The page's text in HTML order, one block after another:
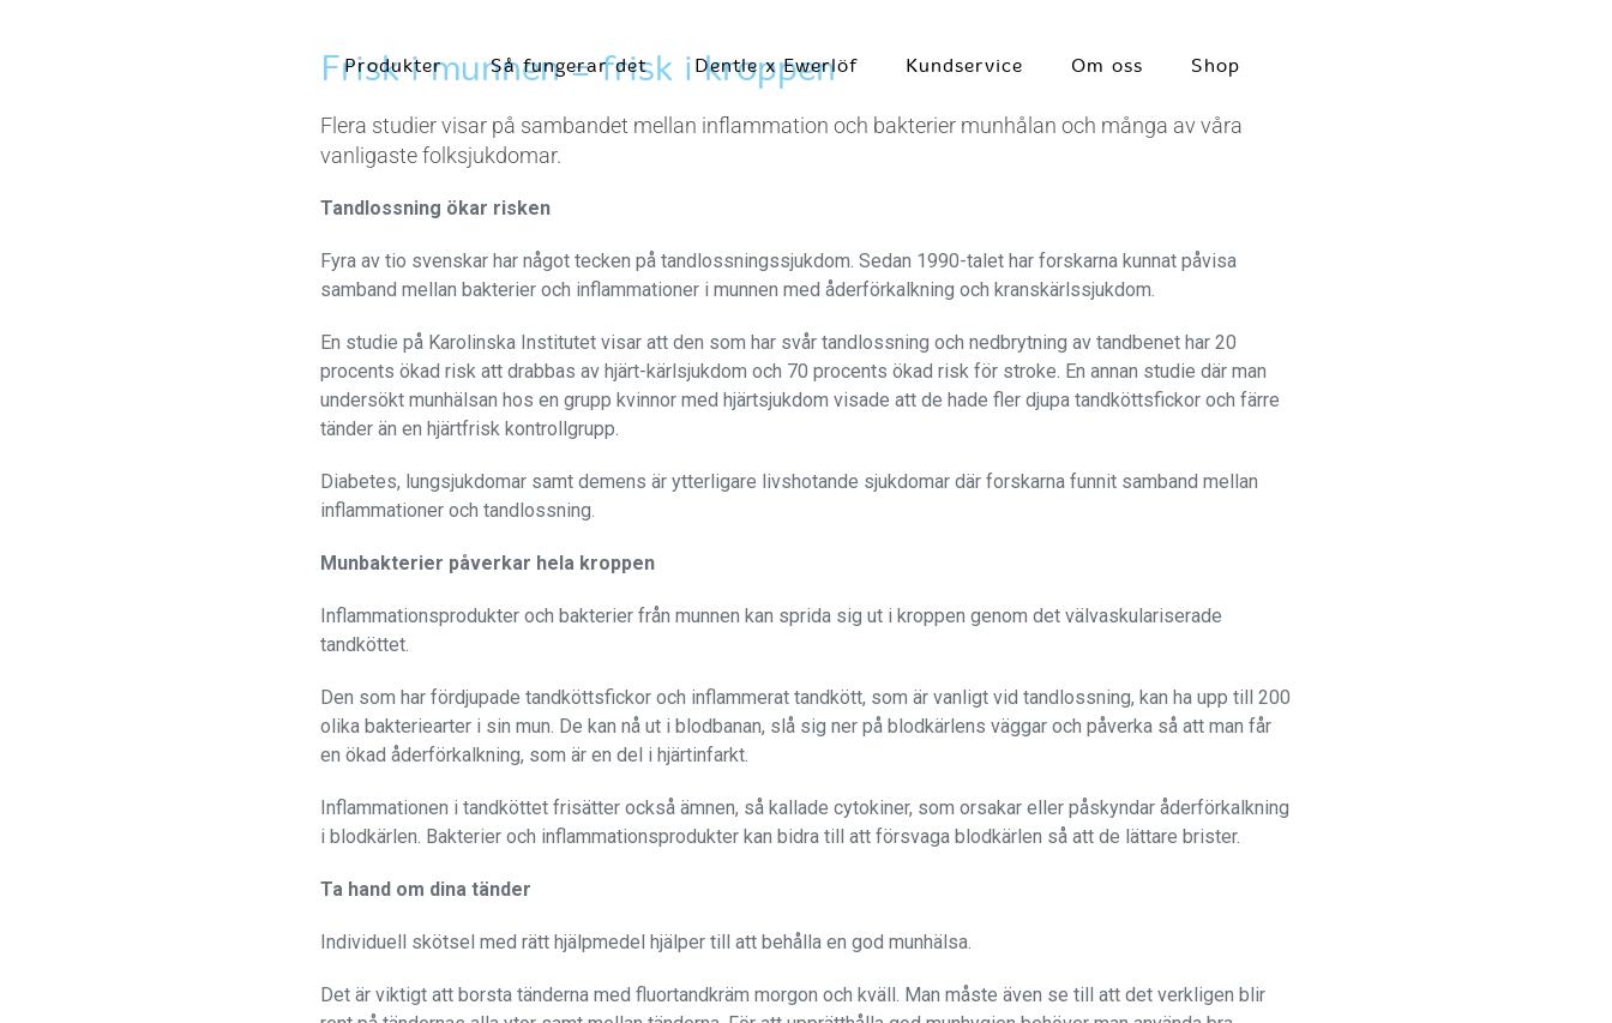
Produkter Så fungerar det Dentle x Ewerlöf Kundservice Om oss Shop
Frisk i munnen = frisk i kroppen
Flera studier visar på sambandet mellan inflammation och bakterier munhålan och många av våra
vanligaste folksjukdomar.
Tandlossning ökar risken
Fyra av tio svenskar har något tecken på tandlossningssjukdom. Sedan 1990-talet har forskarna kunnat påvisa
samband mellan bakterier och inflammationer i munnen med åderförkalkning och kranskärlssjukdom.
En studie på Karolinska Institutet visar att den som har svår tandlossning och nedbrytning av tandbenet har 20
procents ökad risk att drabbas av hjärt-kärlsjukdom och 70 procents ökad risk för stroke. En annan studie där man
undersökt munhälsan hos en grupp kvinnor med hjärtsjukdom visade att de hade fler djupa tandköttsfickor och färre
tänder än en hjärtfrisk kontrollgrupp.
Diabetes, lungsjukdomar samt demens är ytterligare livshotande sjukdomar där forskarna funnit samband mellan
inflammationer och tandlossning.
Munbakterier påverkar hela kroppen
Inflammationsprodukter och bakterier från munnen kan sprida sig ut i kroppen genom det välvaskulariserade
tandköttet.
Den som har fördjupade tandköttsfickor och inflammerat tandkött, som är vanligt vid tandlossning, kan ha upp till 200
olika bakteriearter i sin mun. De kan nå ut i blodbanan, slå sig ner på blodkärlens väggar och påverka så att man får
en ökad åderförkalkning, som är en del i hjärtinfarkt.
Inflammationen i tandköttet frisätter också ämnen, så kallade cytokiner, som orsakar eller påskyndar åderförkalkning
i blodkärlen. Bakterier och inflammationsprodukter kan bidra till att försvaga blodkärlen så att de lättare brister.
Ta hand om dina tänder
Individuell skötsel med rätt hjälpmedel hjälper till att behålla en god munhälsa.
Det är viktigt att borsta tänderna med fluortandkräm morgon och kväll. Man måste även se till att det verkligen blir